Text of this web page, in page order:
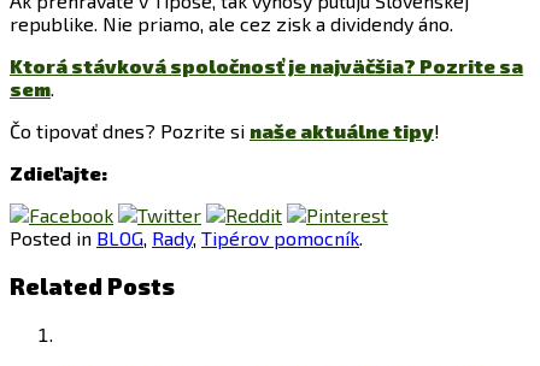
republike. Nie priamo, ale cez zisk a dividendy áno.
Ktorá stávková spoločnosť je najväčšia? Pozrite sa
sem.
Čo tipovať dnes? Pozrite si naše aktuálne tipy!
Zdieľajte:
Posted in BLOG, Rady, Tipérov pomocník.
Related Posts